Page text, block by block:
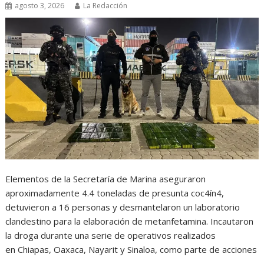
agosto 3, 2026 La Redacción
Elementos de la Secretaría de Marina aseguraron
aproximadamente 4.4 toneladas de presunta coc4ín4,
detuvieron a 16 personas y desmantelaron un laboratorio
clandestino para la elaboración de metanfetamina. Incautaron
la droga durante una serie de operativos realizados
en Chiapas, Oaxaca, Nayarit y Sinaloa, como parte de acciones